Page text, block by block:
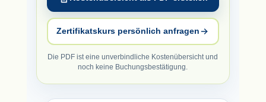
Zertifikatskurs persönlich anfragen
Die PDF ist eine unverbindliche Kostenübersicht und
noch keine Buchungsbestätigung.